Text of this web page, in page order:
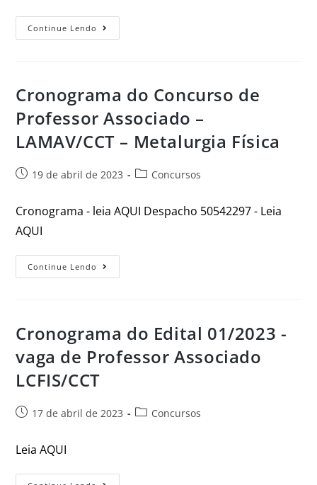
Continue Lendo
Cronograma do Concurso de
Professor Associado –
LAMAV/CCT – Metalurgia Física
19 de abril de 2023 Concursos
Cronograma - leia AQUI Despacho 50542297 - Leia
AQUI
Continue Lendo
Cronograma do Edital 01/2023 -
vaga de Professor Associado
LCFIS/CCT
17 de abril de 2023 Concursos
Leia AQUI